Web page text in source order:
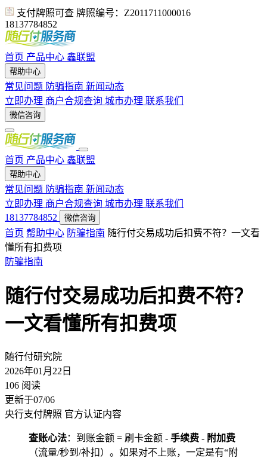
支付牌照可查 牌照编号：Z2011711000016
18137784852
首页 产品中心 鑫联盟
帮助中心
常见问题 防骗指南 新闻动态
立即办理 商户合规查询 城市办理 联系我们
微信咨询
首页 产品中心 鑫联盟
帮助中心
常见问题 防骗指南 新闻动态
立即办理 商户合规查询 城市办理 联系我们
18137784852
微信咨询
首页 帮助中心 防骗指南 随行付交易成功后扣费不符？一文看
懂所有扣费项
防骗指南
随行付交易成功后扣费不符？
一文看懂所有扣费项
随行付研究院
2026年01月22日
106 阅读
更新于07/06
央行支付牌照 官方认证内容
查账心法：到账金额 = 刷卡金额 - 手续费 - 附加费
（流量/秒到/补扣）。如果对不上账，一定是有“附